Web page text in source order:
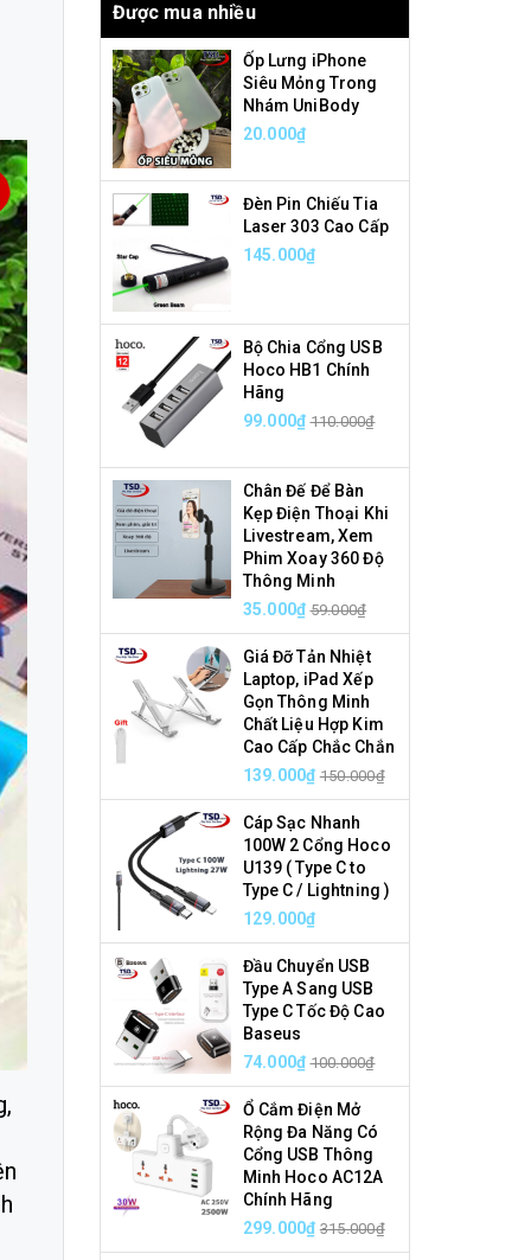
Được mua nhiều
Ốp Lưng iPhone
Siêu Mỏng Trong
Nhám UniBody
20.000₫
Đèn Pin Chiếu Tia
Laser 303 Cao Cấp
145.000₫
Bộ Chia Cổng USB
Hoco HB1 Chính
Hãng
99.000₫ 110.000₫
Chân Đế Để Bàn
Kẹp Điện Thoại Khi
Livestream, Xem
Phim Xoay 360 Độ
Thông Minh
35.000₫ 59.000₫
Giá Đỡ Tản Nhiệt
Laptop, iPad Xếp
Gọn Thông Minh
Chất Liệu Hợp Kim
Cao Cấp Chắc Chắn
139.000₫ 150.000₫
Cáp Sạc Nhanh
100W 2 Cổng Hoco
U139 ( Type C to
Type C / Lightning )
129.000₫
Đầu Chuyển USB
Type A Sang USB
Type C Tốc Độ Cao
Baseus
74.000₫ 100.000₫
Ổ Cắm Điện Mở
Rộng Đa Năng Có
Cổng USB Thông
Minh Hoco AC12A
Chính Hãng
299.000₫ 315.000₫